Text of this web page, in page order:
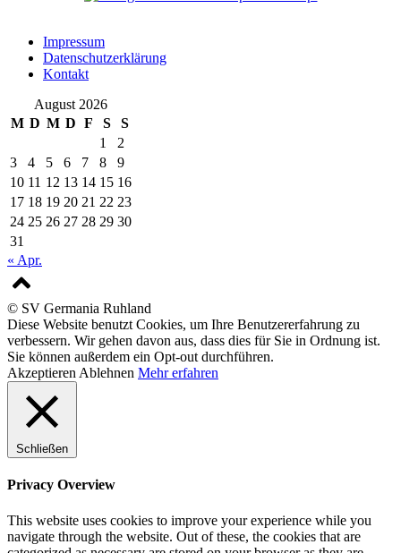
Impressum
Datenschutzerklärung
Kontakt
August 2026
M D M D F S
S
1
2
3
4 5 6 7 8
9
10 11 12 13 14 15 16
17 18 19 20 21 22 23
24 25 26 27 28 29 30
31
« Apr.
© SV Germania Ruhland
Diese Website benutzt Cookies, um Ihre Benutzererfahrung zu
verbessern. Wir gehen davon aus, dass dies für Sie in Ordnung ist.
Sie können außerdem ein Opt-out durchführen.
Akzeptieren Ablehnen Mehr erfahren
Schließen
Privacy Overview
This website uses cookies to improve your experience while you
navigate through the website. Out of these, the cookies that are